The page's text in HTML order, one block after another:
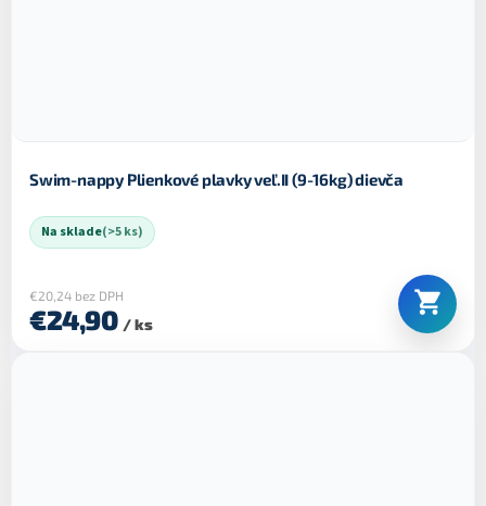
Swim-nappy Plienkové plavky veľ.II (9-16kg) dievča
Na sklade(>5 ks)
€20,24 bez DPH
€24,90 / ks